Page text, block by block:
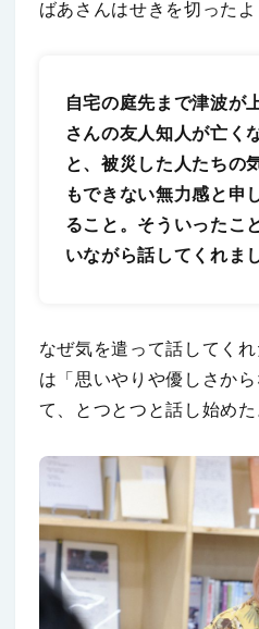
ばあさんはせきを切ったよ
自宅の庭先まで津波が
さんの友人知人が亡く
と、被災した人たちの
もできない無力感と申
ること。そういったこ
いながら話してくれま
なぜ気を遣って話してく
は「思いやりや優しさか
て、とつとつと話し始めた